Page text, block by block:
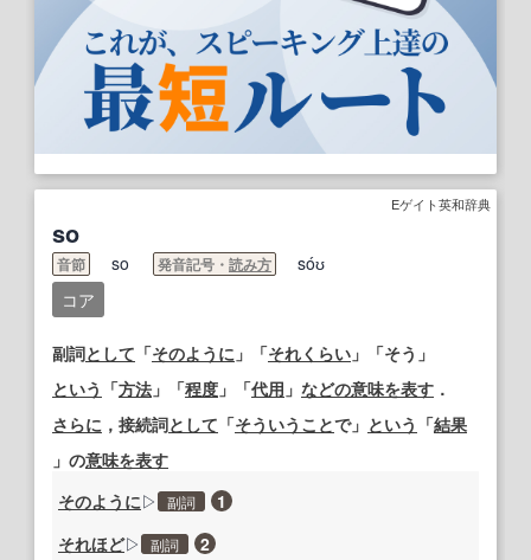
Eゲイト英和辞典
so
音節 so 発音記号・ 読み方
sóʊ
コア
副詞として 「そのように 」「それくらい 」「そう 」
という 「方法 」「程度 」「代用 」 などの意味を表す ．
さらに ， 接続詞として 「そういうことで」 という 「結果
」 の意味を表す
そのように▷ 副詞
1
それほど▷ 副詞
2